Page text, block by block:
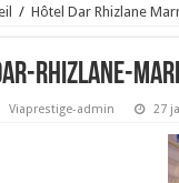
/ Hôtel Dar Rhizlane
Rhizlane-
Viaprestige-admin 27